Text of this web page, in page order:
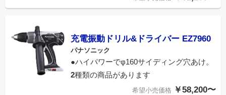
充電振動ドリル&ドライバー EZ7960
パナソニック
●ハイパワーでφ160サイディング穴あけ。
2種類の商品があります
希望小売価格 ￥58,200〜